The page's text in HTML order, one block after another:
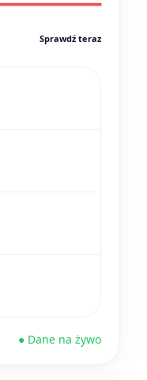
Sprawdź teraz
● Dane na żywo